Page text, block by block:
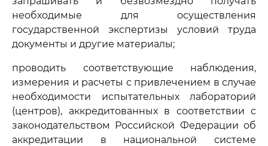
необходимые для осуществления
государственной экспертизы условий труда
документы и другие материалы;
проводить соответствующие наблюдения,
измерения и расчеты с привлечением в случае
необходимости испытательных лабораторий
(центров), аккредитованных в соответствии с
законодательством Российской Федерации об
аккредитации в национальной системе